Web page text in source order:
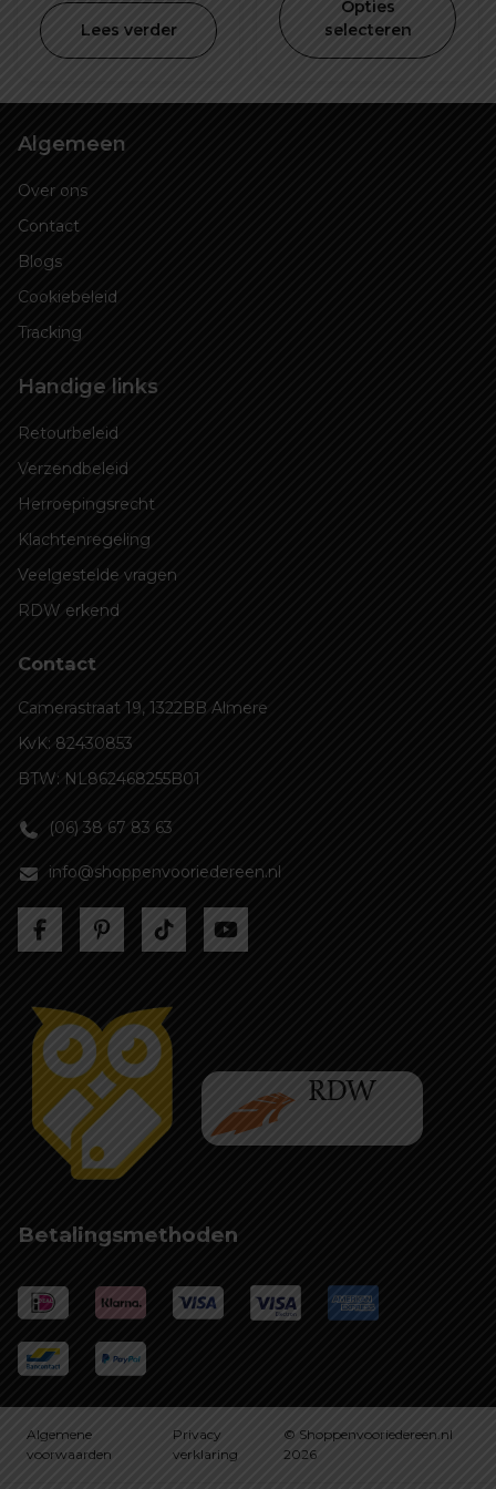
€ 675,00.
is:
€ 650,00.
Lees verder
€ 1.150,00.
is:
€
Opties
selecteren
Algemeen
Over ons
Contact
Blogs
Cookiebeleid
Tracking
Handige links
Retourbeleid
Verzendbeleid
Herroepingsrecht
Klachtenregeling
Veelgestelde vragen
RDW erkend
Contact
Camerastraat 19, 1322BB Almere
KvK: 82430853
BTW: NL862468255B01
(06) 38 67 83 63
info@shoppenvooriedereen.nl
Betalingsmethoden
Algemene
voorwaarden
Privacy
verklaring
© Shoppenvooriedereen.nl
2026